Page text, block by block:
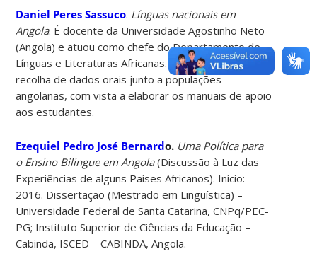
Daniel Peres Sassuco. Línguas nacionais em
Angola. É docente da Universidade Agostinho Neto
(Angola) e atuou como chefe do Departamento de
Línguas e Literaturas Africanas. Trabalha com a
recolha de dados orais junto a populações
angolanas, com vista a elaborar os manuais de apoio
aos estudantes.
Ezequiel Pedro José Bernardo. Uma Política para
o Ensino Bilingue em Angola(Discussão à Luz das
Experiências de alguns Países Africanos). Início:
2016. Dissertação (Mestrado em Lingüística) –
Universidade Federal de Santa Catarina, CNPq/PEC-
PG; Instituto Superior de Ciências da Educação –
Cabinda, ISCED – CABINDA, Angola.